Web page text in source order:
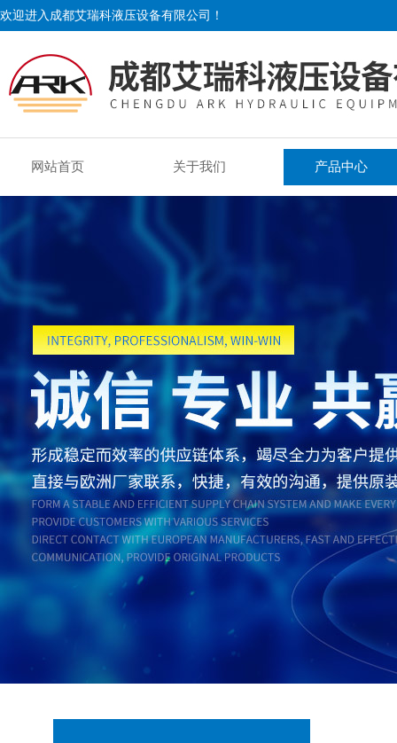
欢迎进入成都艾瑞科液压设备有限公司！
网站首页 关于我们 产品中心